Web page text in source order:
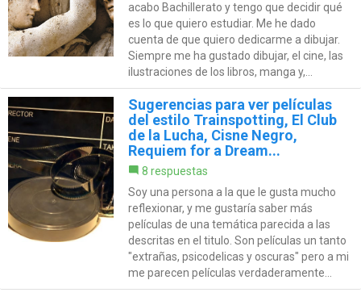
acabo Bachillerato y tengo que decidir qué
es lo que quiero estudiar. Me he dado
cuenta de que quiero dedicarme a dibujar.
Siempre me ha gustado dibujar, el cine, las
ilustraciones de los libros, manga y,...
Sugerencias para ver películas
del estilo Trainspotting, El Club
de la Lucha, Cisne Negro,
Requiem for a Dream...
8 respuestas
Soy una persona a la que le gusta mucho
reflexionar, y me gustaría saber más
películas de una temática parecida a las
descritas en el titulo. Son películas un tanto
"extrañas, psicodelicas y oscuras" pero a mi
me parecen películas verdaderamente...